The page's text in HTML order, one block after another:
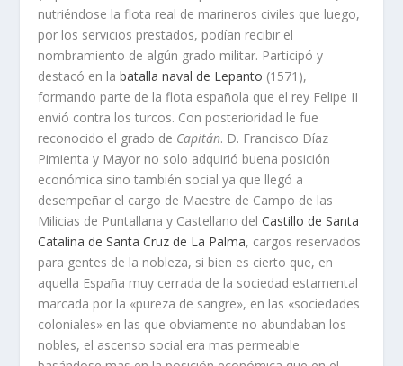
nutriéndose la flota real de marineros civiles que luego,
por los servicios prestados, podí­an recibir el
nombramiento de algún grado militar. Participó y
destacó en labatalla naval de Lepanto (1571),
formando parte de la flota española que el rey Felipe II
envió contra los turcos. Con posterioridad le fue
reconocido el grado de Capitán. D. Francisco Dí­az
Pimienta y Mayor no solo adquirió buena posición
económica sino también social ya que llegó a
desempeñar el cargo de Maestre de Campo de las
Milicias de Puntallana y Castellano delCastillo de Santa
Catalina de Santa Cruz de La Palma, cargos reservados
para gentes de la nobleza, si bien es cierto que, en
aquella España muy cerrada de la sociedad estamental
marcada por la «pureza de sangre», en las «sociedades
coloniales» en las que obviamente no abundaban los
nobles, el ascenso social era mas permeable